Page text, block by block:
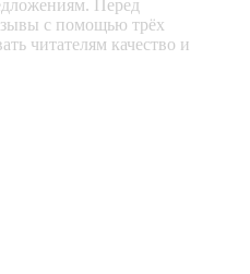
Перед
с помощью трёх
читателям качество и